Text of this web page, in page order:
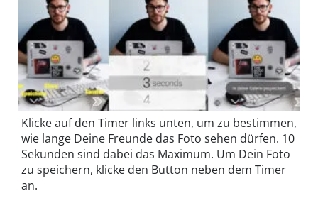
Klicke auf den Timer links unten, um zu bestimmen,
wie lange Deine Freunde das Foto sehen dürfen. 10
Sekunden sind dabei das Maximum. Um Dein Foto
zu speichern, klicke den Button neben dem Timer
an.